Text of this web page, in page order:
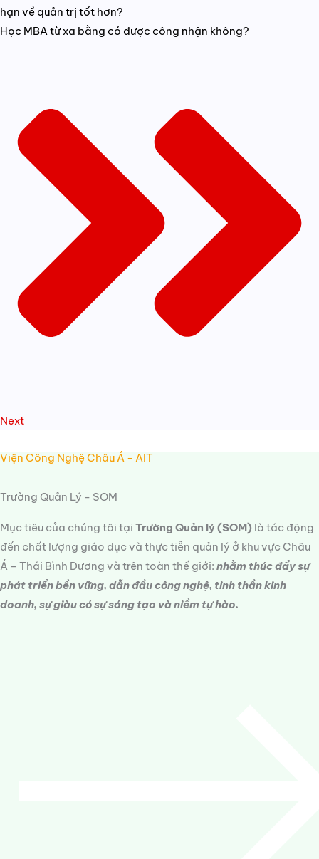
hạn về quản trị tốt hơn?
Học MBA từ xa bằng có được công nhận không?
Next
Viện Công Nghệ Châu Á - AIT
Trường Quản Lý - SOM
Mục tiêu của chúng tôi tại Trường Quản lý (SOM) là tác động
đến chất lượng giáo dục và thực tiễn quản lý ở khu vực Châu
Á – Thái Bình Dương và trên toàn thế giới: nhằm thúc đẩy sự
phát triển bền vững, dẫn đầu công nghệ, tinh thần kinh
doanh, sự giàu có sự sáng tạo và niềm tự hào.